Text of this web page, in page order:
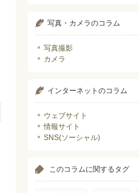
写真・カメラのコラム
写真撮影
カメラ
インターネットのコラム
ウェブサイト
情報サイト
SNS(ソーシャル)
このコラムに関するタグ